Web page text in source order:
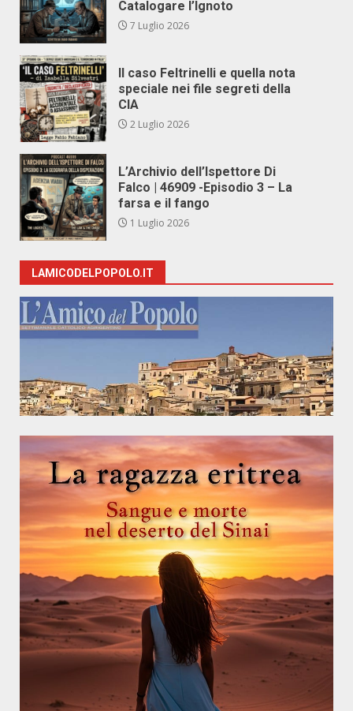
Catalogare l’Ignoto
7 Luglio 2026
Il caso Feltrinelli e quella nota
speciale nei file segreti della
CIA
2 Luglio 2026
L’Archivio dell’Ispettore Di
Falco | 46909 -Episodio 3 – La
farsa e il fango
1 Luglio 2026
LAMICODELPOPOLO.IT